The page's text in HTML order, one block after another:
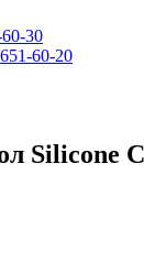
30
60-20
Silicone